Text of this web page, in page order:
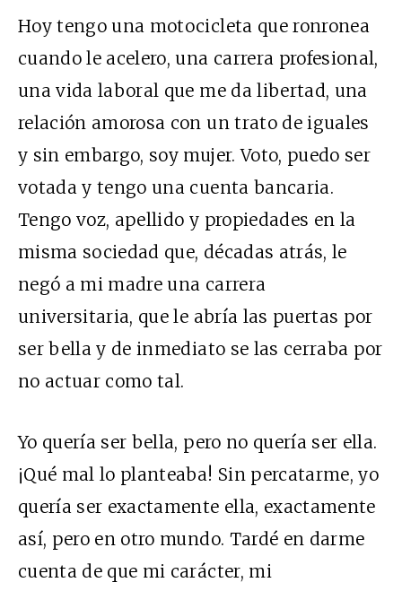
Hoy tengo una motocicleta que ronronea
cuando le acelero, una carrera profesional,
una vida laboral que me da libertad, una
relación amorosa con un trato de iguales
y sin embargo, soy mujer. Voto, puedo ser
votada y tengo una cuenta bancaria.
Tengo voz, apellido y propiedades en la
misma sociedad que, décadas atrás, le
negó a mi madre una carrera
universitaria, que le abría las puertas por
ser bella y de inmediato se las cerraba por
no actuar como tal.
Yo quería ser bella, pero no quería ser ella.
¡Qué mal lo planteaba! Sin percatarme, yo
quería ser exactamente ella, exactamente
así, pero en otro mundo. Tardé en darme
cuenta de que mi carácter, mi